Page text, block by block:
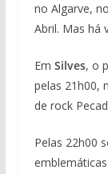
no Algarve,
Abril. Mas há
Em Silves, o
pelas 21h00,
de rock
Pelas 22h00